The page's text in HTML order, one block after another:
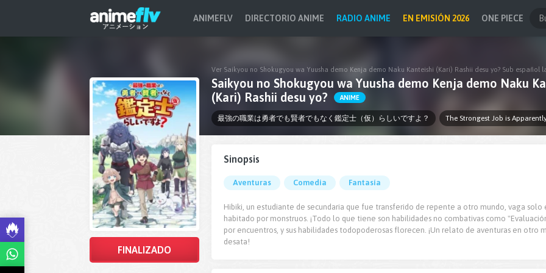
ANIMEFLV DIRECTORIO ANIME RADIO ANIME EN EMISIÓN 2026 ONE PIECE
Ver Saikyou no Shokugyou wa Yuusha demo Kenja demo Naku Kanteishi (Kari) Rashii desu yo? Sub español
Saikyou no Shokugyou wa Yuusha demo Kenja demo Naku
(Kari) Rashii desu yo?
ANIME
最強の職業は勇者でも賢者でもなく鑑定士（仮）らしいですよ？ The Strongest Job is
FINALIZADO
Sinopsis
Aventuras Comedia Fantasía
Hibiki, un estudiante de secundaria que fue transferido de repente a otro mundo, vaga solo
habitado por monstruos. ¡Todo lo que tiene son habilidades no combativas como
por encuentros, y sus habilidades todopoderosas florecen. ¡Un relato de aventuras en otro
desata!